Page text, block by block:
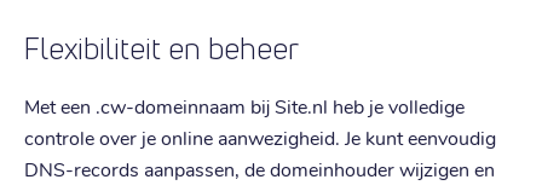
Flexibiliteit en beheer
Met een .cw-domeinnaam bij Site.nl heb je volledige
controle over je online aanwezigheid. Je kunt eenvoudig
DNS-records aanpassen, de domeinhouder wijzigen en